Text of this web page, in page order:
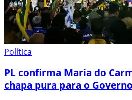
Política
PL confirma Maria do
chapa pura para o Governo